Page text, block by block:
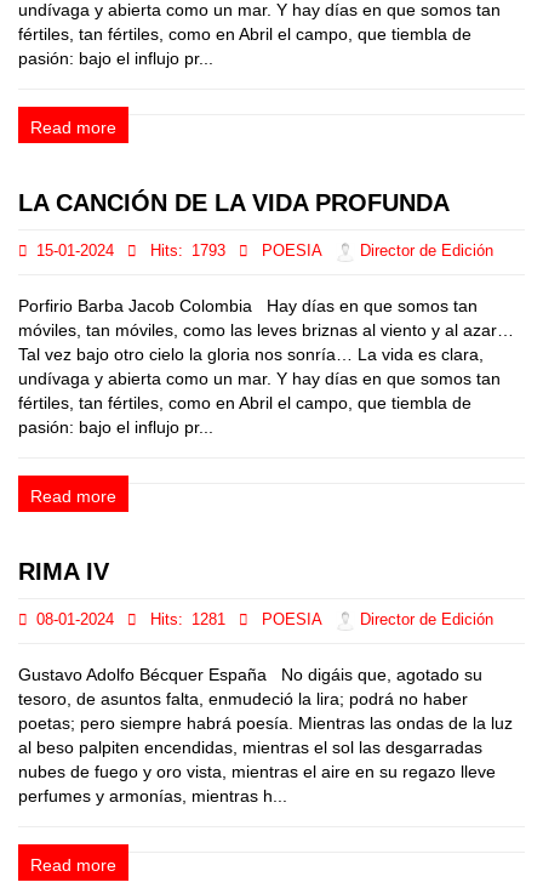
undívaga y abierta como un mar. Y hay días en que somos tan
fértiles, tan fértiles, como en Abril el campo, que tiembla de
pasión: bajo el influjo pr...
Read more
LA CANCIÓN DE LA VIDA PROFUNDA
15-01-2024 Hits: 1793 POESIA Director de Edición
Porfirio Barba Jacob Colombia Hay días en que somos tan
móviles, tan móviles, como las leves briznas al viento y al azar…
Tal vez bajo otro cielo la gloria nos sonría… La vida es clara,
undívaga y abierta como un mar. Y hay días en que somos tan
fértiles, tan fértiles, como en Abril el campo, que tiembla de
pasión: bajo el influjo pr...
Read more
RIMA IV
08-01-2024 Hits: 1281 POESIA Director de Edición
Gustavo Adolfo Bécquer España No digáis que, agotado su
tesoro, de asuntos falta, enmudeció la lira; podrá no haber
poetas; pero siempre habrá poesía. Mientras las ondas de la luz
al beso palpiten encendidas, mientras el sol las desgarradas
nubes de fuego y oro vista, mientras el aire en su regazo lleve
perfumes y armonías, mientras h...
Read more